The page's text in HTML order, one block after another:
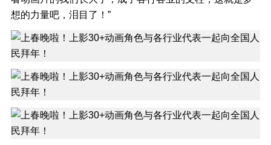
想的力量吧，泪目了！”